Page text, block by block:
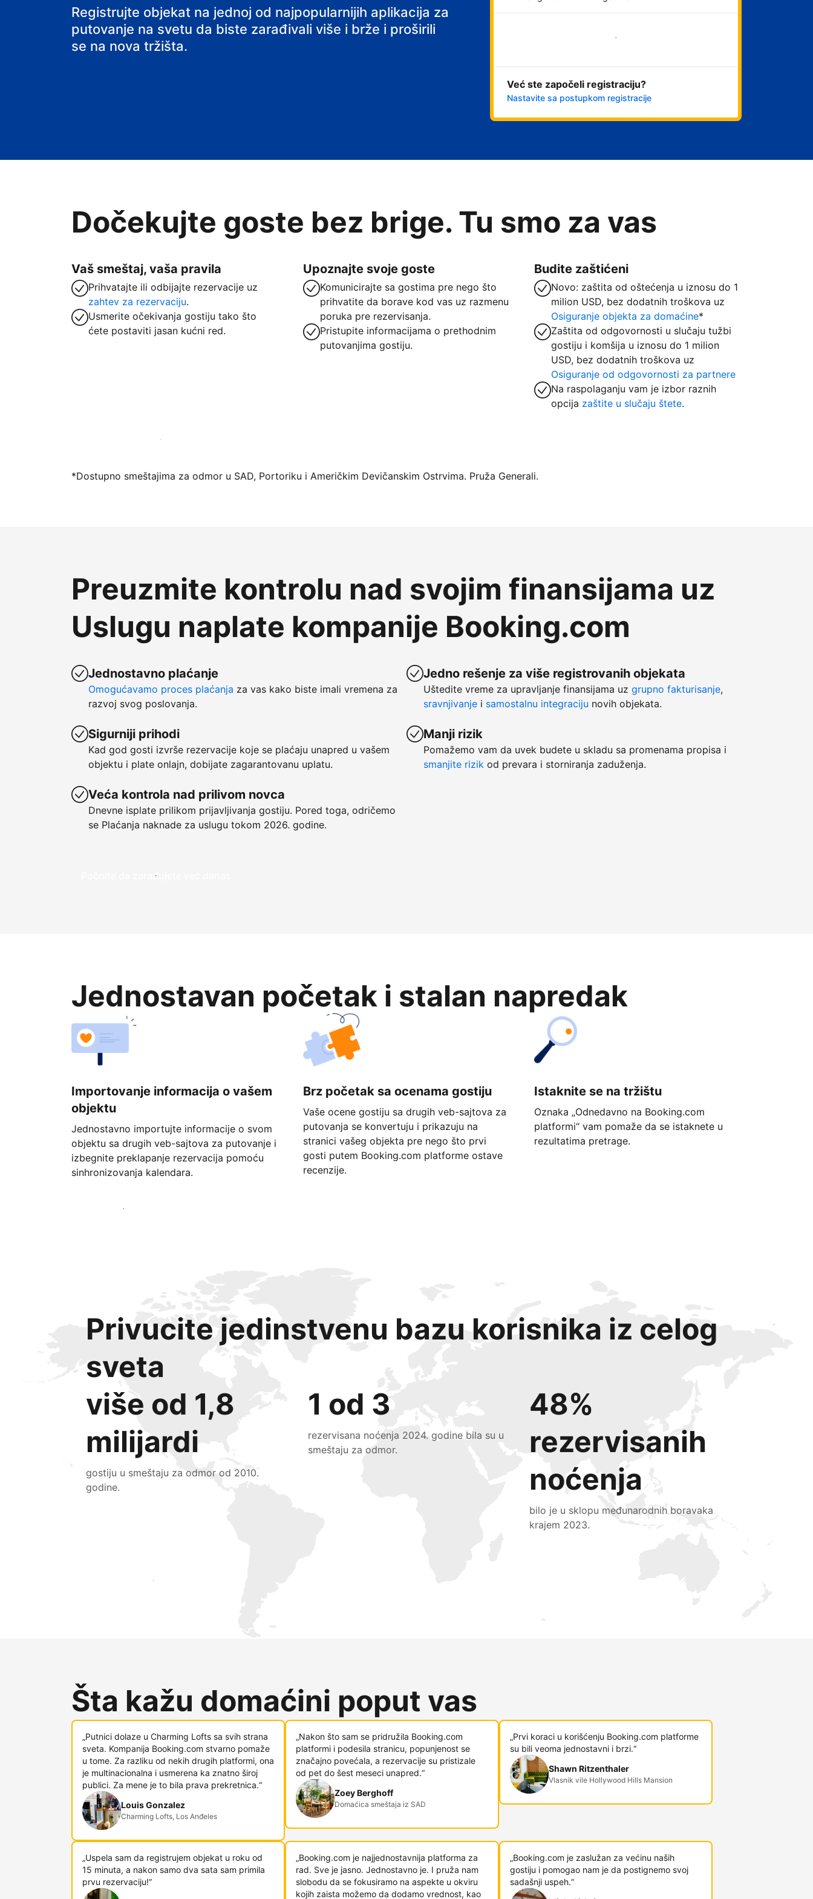
hostel
Registrujte objekat na jednoj od najpopularnijih aplikacija za
putovanje na svetu da biste zarađivali više i brže i proširili
se na nova tržišta.
Počnite odmah
Već ste započeli registraciju?
Nastavite sa postupkom registracije
Dočekujte goste bez brige. Tu smo za vas
Vaš smeštaj, vaša pravila
Prihvatajte ili odbijajte rezervacije uz
zahtev za rezervaciju.
Usmerite očekivanja gostiju tako što
ćete postaviti jasan kućni red.
Upoznajte svoje goste
Komunicirajte sa gostima pre nego što
prihvatite da borave kod vas uz razmenu
poruka pre rezervisanja.
Pristupite informacijama o prethodnim
putovanjima gostiju.
Budite zaštićeni
Novo: zaštita od oštećenja u iznosu do 1
milion USD, bez dodatnih troškova uz
Osiguranje objekta za domaćine*
Zaštita od odgovornosti u slučaju tužbi
gostiju i komšija u iznosu do 1 milion
USD, bez dodatnih troškova uz
Osiguranje od odgovornosti za partnere
Na raspolaganju vam je izbor raznih
opcija zaštite u slučaju štete.
Registrujte svoj objekat već danas
*Dostupno smeštajima za odmor u SAD, Portoriku i Američkim Devičanskim Ostrvima. Pruža Generali.
Preuzmite kontrolu nad svojim finansijama uz
Uslugu naplate kompanije Booking.com
Jednostavno plaćanje
Omogućavamo proces plaćanja za vas kako biste imali vremena za
razvoj svog poslovanja.
Sigurniji prihodi
Kad god gosti izvrše rezervacije koje se plaćaju unapred u vašem
objektu i plate onlajn, dobijate zagarantovanu uplatu.
Veća kontrola nad prilivom novca
Dnevne isplate prilikom prijavljivanja gostiju. Pored toga, odričemo
se Plaćanja naknade za uslugu tokom 2026. godine.
Jedno rešenje za više registrovanih objekata
Uštedite vreme za upravljanje finansijama uz grupno fakturisanje,
sravnjivanje i samostalnu integraciju novih objekata.
Manji rizik
Pomažemo vam da uvek budete u skladu sa promenama propisa i
smanjite rizik od prevara i storniranja zaduženja.
Počnite da zarađujete već danas
Jednostavan početak i stalan napredak
Importovanje informacija o vašem
objektu
Jednostavno importujte informacije o svom
objektu sa drugih veb-sajtova za putovanje i
izbegnite preklapanje rezervacija pomoću
sinhronizovanja kalendara.
Brz početak sa ocenama gostiju
Vaše ocene gostiju sa drugih veb-sajtova za
putovanja se konvertuju i prikazuju na
stranici vašeg objekta pre nego što prvi
gosti putem Booking.com platforme ostave
recenzije.
Istaknite se na tržištu
Oznaka „Odnedavno na Booking.com
platformi“ vam pomaže da se istaknete u
rezultatima pretrage.
Počnite već danas
Privucite jedinstvenu bazu korisnika iz celog
sveta
više od 1,8
milijardi
gostiju u smeštaju za odmor od 2010.
godine.
1 od 3
rezervisana noćenja 2024. godine bila su u
smeštaju za odmor.
48%
rezervisanih
noćenja
bilo je u sklopu međunarodnih boravaka
krajem 2023.
Privucite nove goste već danas
Šta kažu domaćini poput vas
„Putnici dolaze u Charming Lofts sa svih strana
sveta. Kompanija Booking.com stvarno pomaže
u tome. Za razliku od nekih drugih platformi, ona
je multinacionalna i usmerena ka znatno široj
publici. Za mene je to bila prava prekretnica.“
Louis Gonzalez
Charming Lofts, Los Anđeles
„Nakon što sam se pridružila Booking.com
platformi i podesila stranicu, popunjenost se
značajno povećala, a rezervacije su pristizale
od pet do šest meseci unapred.“
Zoey Berghoff
Domaćica smeštaja iz SAD
„Prvi koraci u korišćenju Booking.com platforme
su bili veoma jednostavni i brzi.“
Shawn Ritzenthaler
Vlasnik vile Hollywood Hills Mansion
„Uspela sam da registrujem objekat u roku od
15 minuta, a nakon samo dva sata sam primila
prvu rezervaciju!“
„Booking.com je najjednostavnija platforma za
rad. Sve je jasno. Jednostavno je. I pruža nam
slobodu da se fokusiramo na aspekte u okviru
kojih zaista možemo da dodamo vrednost, kao
„Booking.com je zaslužan za većinu naših
gostiju i pomogao nam je da postignemo svoj
sadašnji uspeh.“